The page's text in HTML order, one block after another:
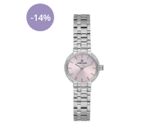
-14%